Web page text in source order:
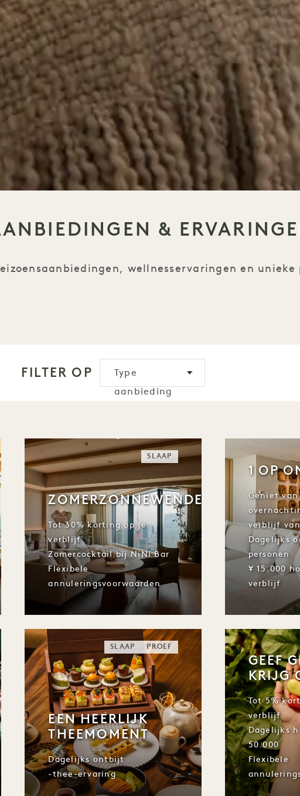
&
wellnesservaringen en unieke
FILTER OP
Type
aanbieding
SLAAP
ZOMERZONNEWENDE
Tot 30% korting op je
verblijf
Zomercocktail bij NiNi Bar
Flexibele
annuleringsvoorwaarden
1 OP
Geniet
verblijf
Dagelijks
personen
¥ 15.000
verblijf
SLAAP PROEF
EEN HEERLIJK
THEEMOMENT
Dagelijks ontbijt
-thee-ervaring
GEEF
KRIJG
Tot 5%
verblijf
Dagelijks
50.000
Flexibele